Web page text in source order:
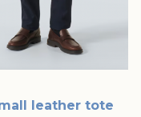
leather tote